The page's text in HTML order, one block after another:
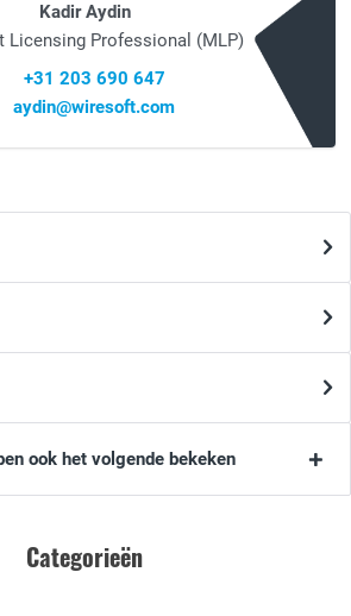
Kadir Aydin
Licensing Professional (MLP)
+31 203 690 647
aydin@wiresoft.com
ook het volgende bekeken
Categorieën